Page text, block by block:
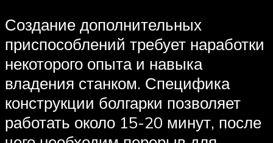
Создание дополнительных
приспособлений требует наработки
некоторого опыта и навыка
владения станком. Специфика
конструкции болгарки позволяет
работать около 15-20 минут, после